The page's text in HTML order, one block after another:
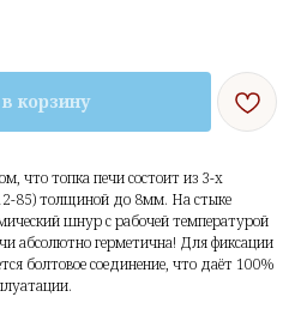
корзину
что топка печи состоит из 3-х
85) толщиной до 8мм. На стыке
шнур с рабочей температурой
абсолютно герметична! Для фиксации
болтовое соединение, что даёт 100%